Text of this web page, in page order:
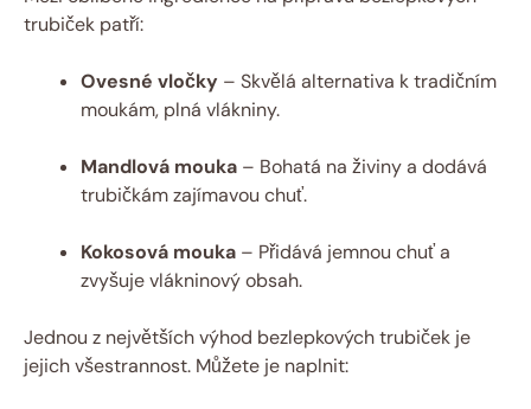
trubiček patří:
Ovesné vločky – Skvělá alternativa k tradičním
moukám, plná vlákniny.
Mandlová mouka – Bohatá na živiny a dodává
trubičkám zajímavou chuť.
Kokosová mouka – Přidává jemnou chuť a
zvyšuje vlákninový obsah.
Jednou z největších výhod bezlepkových trubiček je
jejich všestrannost. Můžete je naplnit: